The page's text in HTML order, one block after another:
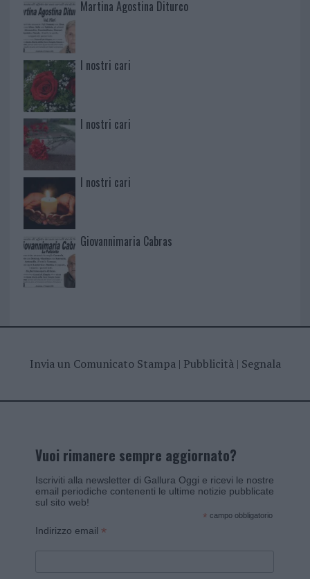
Martina Agostina Diturco
I nostri cari
I nostri cari
I nostri cari
Giovannimaria Cabras
Invia un Comunicato Stampa| Pubblicità| Segnala
Vuoi rimanere sempre aggiornato?
Iscriviti alla newsletter di Gallura Oggi e ricevi le nostre
email periodiche contenenti le ultime notizie pubblicate
sul sito web!
* campo obbligatorio
Indirizzo email *